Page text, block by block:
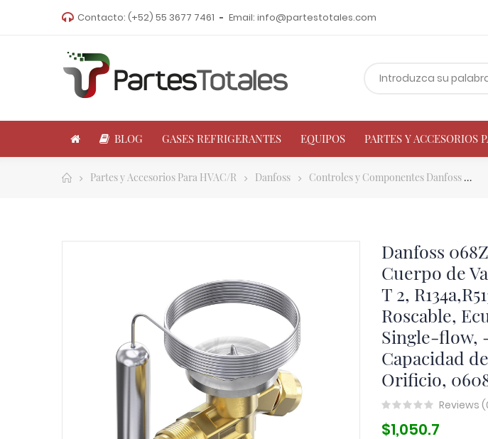
Contacto: (+52) 55 3677 7461 Email: info@partestotales.com
BLOG GASES REFRIGERANTES EQUIPOS PARTES Y ACCESORIOS
Partes y Accesorios Para HVAC/R Danfoss Controles y Componentes Danfoss
Danfoss
Cuerpo de
T 2,
Roscable,
Single-flow,
Capacidad
Orificio,
Reviews (
$1,050.7